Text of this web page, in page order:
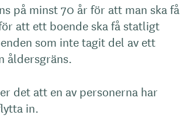
på minst 70 år för att man ska få
att ett boende ska få statligt
som inte tagit del av ett
åldersgräns.
det att en av personerna har
in.